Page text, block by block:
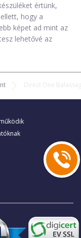
értünk,
hogy a
képet ad mint az
lehetővé az
Direct One